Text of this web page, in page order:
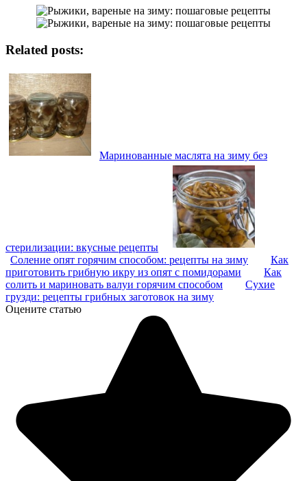
Related posts:
Маринованные маслята на зиму без
стерилизации: вкусные рецепты
Соление опят горячим способом: рецепты на зиму
Как
приготовить грибную икру из опят с помидорами
Как
солить и мариновать валуи горячим способом
Сухие
грузди: рецепты грибных заготовок на зиму
Оцените статью